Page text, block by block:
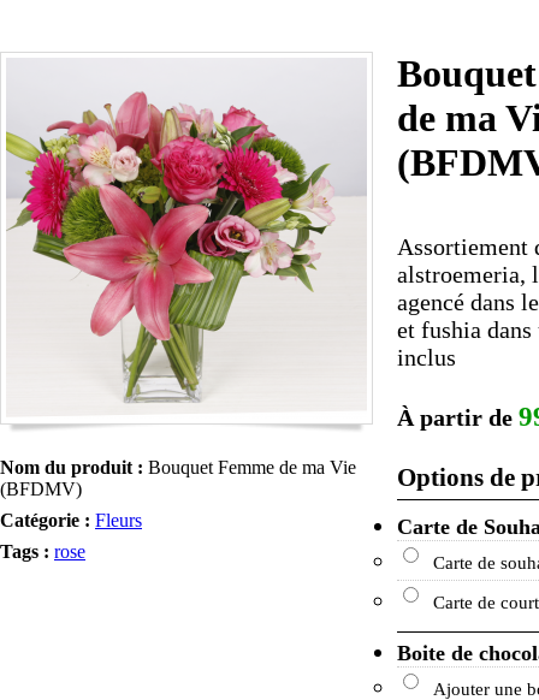
Nom du produit : Bouquet Femme de ma Vie
(BFDMV)
Catégorie : Fleurs
Tags : rose
de ma
Assortiement
alstroemeria,
agencé dans
et fushia dans
inclus
À partir de
Options de
Carte de
Carte de
Carte de
Boite de
Ajouter une